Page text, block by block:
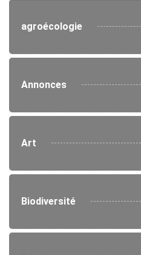
agroécologie
Annonces
Art
Biodiversité